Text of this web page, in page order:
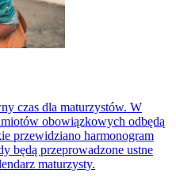
czas dla maturzystów. W
obowiązkowych odbędą
przewidziano harmonogram
będą przeprowadzone ustne
maturzysty.